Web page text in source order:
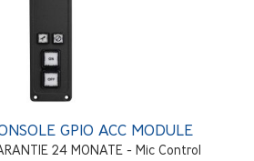
GPIO ACC MODULE
24 MONATE - Mic Control